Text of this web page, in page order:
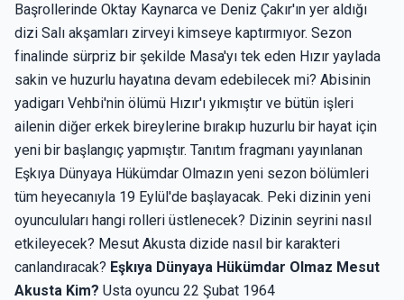
Başrollerinde Oktay Kaynarca ve Deniz Çakır'ın yer aldığı
dizi Salı akşamları zirveyi kimseye kaptırmıyor. Sezon
finalinde sürpriz bir şekilde Masa'yı tek eden Hızır yaylada
sakin ve huzurlu hayatına devam edebilecek mi? Abisinin
yadigarı Vehbi'nin ölümü Hızır'ı yıkmıştır ve bütün işleri
ailenin diğer erkek bireylerine bırakıp huzurlu bir hayat için
yeni bir başlangıç yapmıştır. Tanıtım fragmanı yayınlanan
Eşkıya Dünyaya Hükümdar Olmazın yeni sezon bölümleri
tüm heyecanıyla 19 Eylül'de başlayacak. Peki dizinin yeni
oyunculuları hangi rolleri üstlenecek? Dizinin seyrini nasıl
etkileyecek? Mesut Akusta dizide nasıl bir karakteri
canlandıracak? Eşkıya Dünyaya Hükümdar Olmaz Mesut
Akusta Kim? Usta oyuncu 22 Şubat 1964